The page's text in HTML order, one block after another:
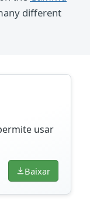
different
usar
Baixar